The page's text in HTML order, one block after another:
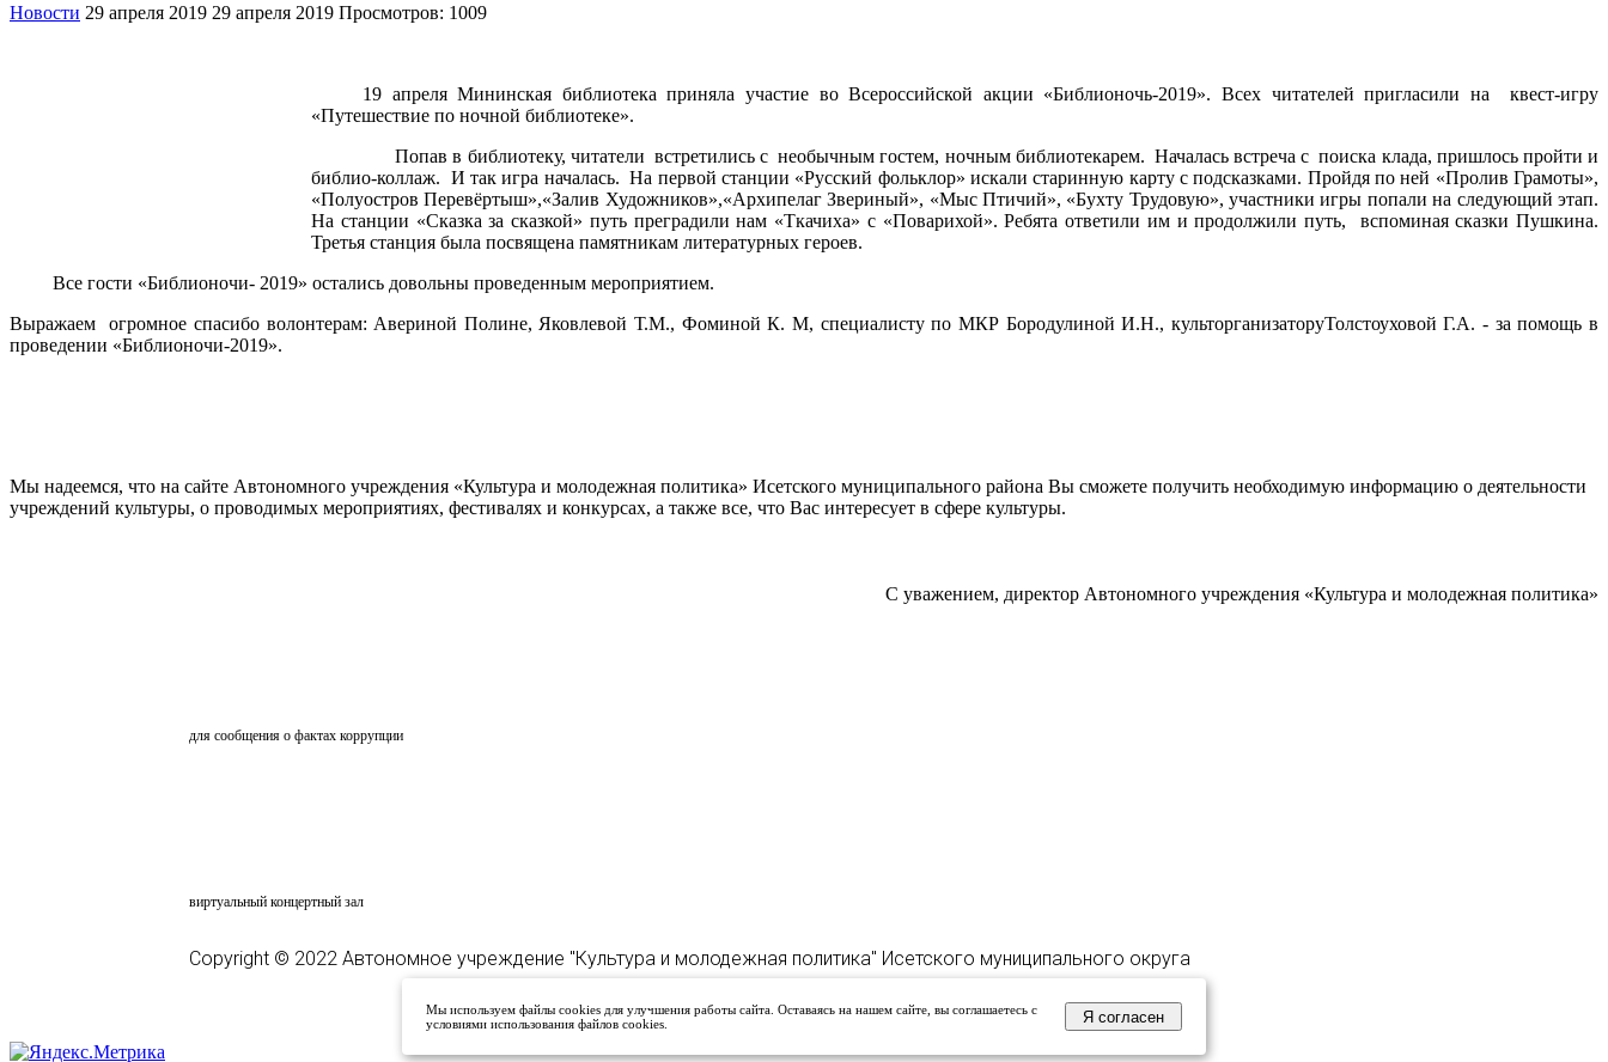
Новости 29 апреля 2019 29 апреля 2019 Просмотров: 1009
19 апреля Мининская библиотека приняла участие во Всероссийской акции «Библионочь-2019». Всех читателей пригласили на квест-игру
«Путешествие по ночной библиотеке».
Попав в библиотеку, читатели встретились с необычным гостем, ночным библиотекарем. Началась встреча с поиска клада, пришлось пройти и
библио-коллаж. И так игра началась. На первой станции «Русский фольклор» искали старинную карту с подсказками. Пройдя по ней «Пролив Грамоты»,
«Полуостров Перевёртыш»,«Залив Художников»,«Архипелаг Звериный», «Мыс Птичий», «Бухту Трудовую», участники игры попали на следующий этап.
На станции «Сказка за сказкой» путь преградили нам «Ткачиха» с «Поварихой». Ребята ответили им и продолжили путь, вспоминая сказки Пушкина.
Третья станция была посвящена памятникам литературных героев.
Все гости «Библионочи- 2019» остались довольны проведенным мероприятием.
Выражаем огромное спасибо волонтерам: Авериной Полине, Яковлевой Т.М., Фоминой К. М, специалисту по МКР Бородулиной И.Н., культорганизаторуТолстоуховой Г.А. - за помощь в
проведении «Библионочи-2019».
Мы надеемся, что на сайте Автономного учреждения «Культура и молодежная политика» Исетского муниципального района Вы сможете получить необходимую информацию о деятельности
учреждений культуры, о проводимых мероприятиях, фестивалях и конкурсах, а также все, что Вас интересует в сфере культуры.
С уважением, директор Автономного учреждения «Культура и молодежная политика»
для сообщения о фактах коррупции
виртуальный концертный зал
Copyright © 2022 Автономное учреждение "Культура и молодежная политика" Исетского муниципального округа
Мы используем файлы cookies для улучшения работы сайта. Оставаясь на нашем сайте, вы соглашаетесь с
условиями использования файлов cookies.
Я согласен